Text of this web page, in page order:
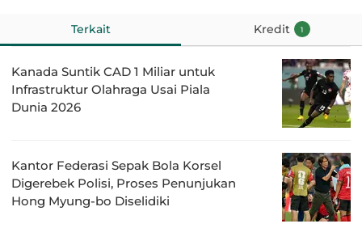
Terkait Kredit 1
Kanada Suntik CAD 1 Miliar untuk
Infrastruktur Olahraga Usai Piala
Dunia 2026
Kantor Federasi Sepak Bola Korsel
Digerebek Polisi, Proses Penunjukan
Hong Myung-bo Diselidiki